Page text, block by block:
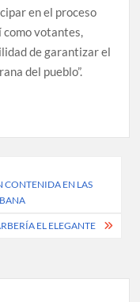
en el proceso
como votantes,
de garantizar el
del pueblo”.
CONTENIDA EN LAS
EL ELEGANTE